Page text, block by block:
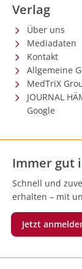
Verlag
Über uns
Mediadaten
Kontakt
Allgemeine
MedTriX
JOURNAL
Google
Immer gut
Schnell und
erhalten – mit
Jetzt